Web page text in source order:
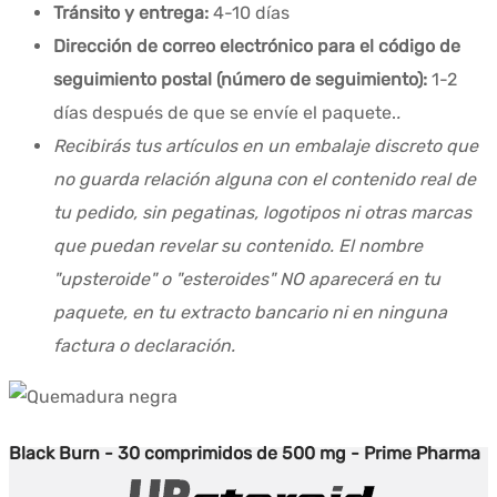
Tránsito y entrega: 4-10 días
Dirección de correo electrónico para el código de
seguimiento postal (número de seguimiento): 1-2
días después de que se envíe el paquete..
Recibirás tus artículos en un embalaje discreto que
no guarda relación alguna con el contenido real de
tu pedido, sin pegatinas, logotipos ni otras marcas
que puedan revelar su contenido. El nombre
"upsteroide" o "esteroides" NO aparecerá en tu
paquete, en tu extracto bancario ni en ninguna
factura o declaración.
Black Burn - 30 comprimidos de 500 mg - Prime Pharma